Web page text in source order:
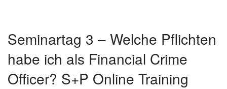
Seminartag 3 – Welche Pflichten
habe ich als Financial Crime
Officer? S+P Online Training